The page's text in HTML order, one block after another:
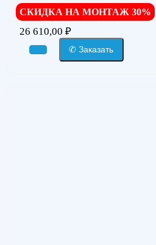
СКИДКА НА МОНТАЖ 30%
26 610,00 ₽
✆ Заказать